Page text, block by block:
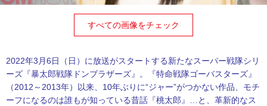
すべての画像をチェック
2022年3月6日（日）に放送がスタートする新たなスーパー戦隊シリ
ーズ『暴太郎戦隊ドンブラザーズ』。『特命戦隊ゴーバスターズ』
（2012～2013年）以来、10年ぶりに“ジャー”がつかない作品、モチ
ーフになるのは誰もが知っている昔話『桃太郎』…と、革新的なス